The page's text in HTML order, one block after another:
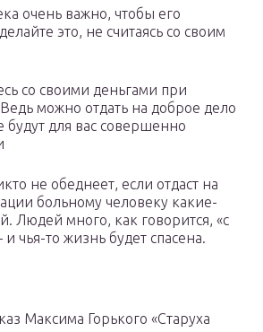
очень важно, чтобы его
это, не считаясь со своим
со своими деньгами при
можно отдать на доброе дело
будут для вас совершенно
не обеднеет, если отдаст на
больному человеку какие-
Людей много, как говорится, «с
чья-то жизнь будет спасена.
Максима Горького «Старуха